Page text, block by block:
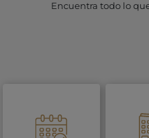
Encuentra todo lo